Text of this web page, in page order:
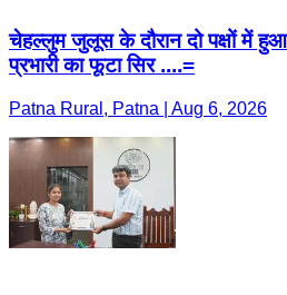
चेहल्लुम जुलूस के दौरान दो पक्षों में
प्रभारी का फूटा सिर ....=
Patna Rural, Patna | Aug 6, 2026